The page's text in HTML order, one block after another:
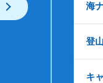
海
登
キ